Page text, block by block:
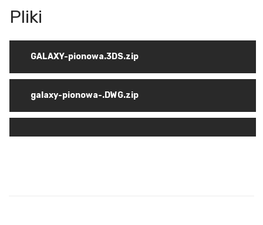
GALAXY-pionowa.3DS.zip
galaxy-pionowa-.DWG.zip